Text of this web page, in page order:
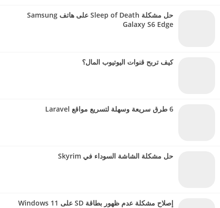
حل مشكلة Sleep of Death على هاتف Samsung
Galaxy S6 Edge
كيف تربح قنوات اليوتيوب المال؟
6 طرق سريعة وسهلة لتسريع مواقع Laravel
حل مشكلة الشاشة السوداء في Skyrim
إصلاح مشكلة عدم ظهور بطاقة SD على Windows 11